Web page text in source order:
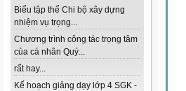
Biểu tập thể Chi bộ xây dựng
nhiệm vụ trọng...
Chương trình công tác trọng tâm
của cá nhân Quý...
rất hay...
Kế hoạch giảng dạy lớp 4 SGK -